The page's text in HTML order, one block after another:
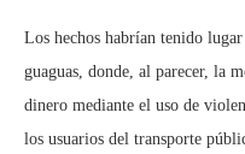
Los hechos habrían tenido
guaguas, donde, al parecer, la
dinero mediante el uso de
los usuarios del transporte